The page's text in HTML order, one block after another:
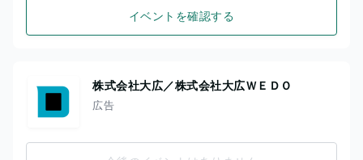
イベントを確認する
株式会社大広／株式会社大広ＷＥＤＯ
広告